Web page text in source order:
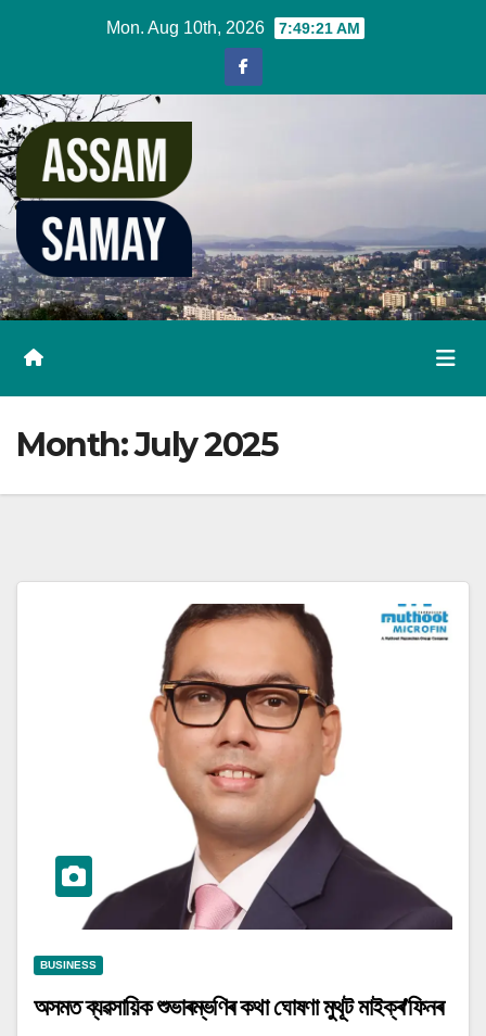
Mon. Aug 10th, 2026 7:49:22 AM
Month:July 2025
BUSINESS
অসমত ব্যৱসায়িক শুভাৰম্ভণিৰ কথা ঘোষণা মুথূট মাইক্ৰ’ফিনৰ